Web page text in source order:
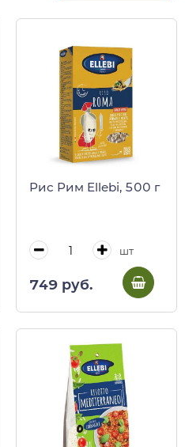
Рис Рим Ellebi, 500 г
шт
749 руб.